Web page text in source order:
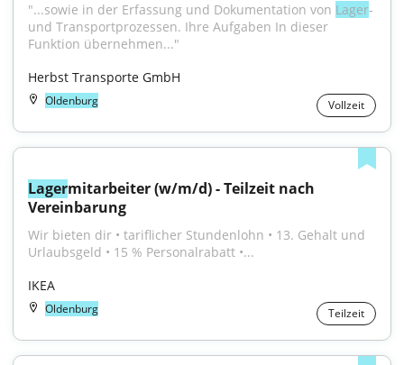
"...sowie in der Erfassung und Dokumentation von Lager-
und Transportprozessen. Ihre Aufgaben In dieser
Funktion übernehmen..."
Herbst Transporte GmbH
Oldenburg Vollzeit
Lagermitarbeiter (w/m/d) - Teilzeit nach
Vereinbarung
Wir bieten dir • tariflicher Stundenlohn • 13. Gehalt und
Urlaubsgeld • 15 % Personalrabatt •...
IKEA
Oldenburg Teilzeit